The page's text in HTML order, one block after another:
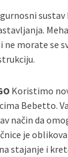
ne morate se
Koristimo
Bebetto.
način da
je
stajanje i